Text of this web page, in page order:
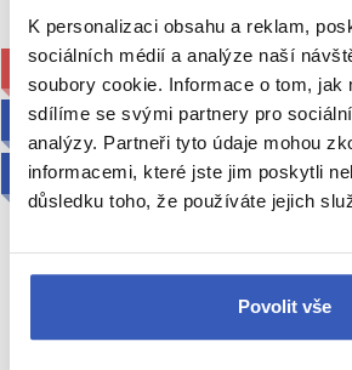
K personalizaci obsahu a reklam,
sociálních médií a analýze naší
soubory cookie. Informace o tom, jak
sdílíme se svými partnery pro
analýzy. Partneři tyto údaje mohou
informacemi, které jste jim poskytli
důsledku toho, že používáte jejich
Povolit vše
FOTOREPORTÁŽ Renaty
AUTOBUSEM RADYNACESTU
2027